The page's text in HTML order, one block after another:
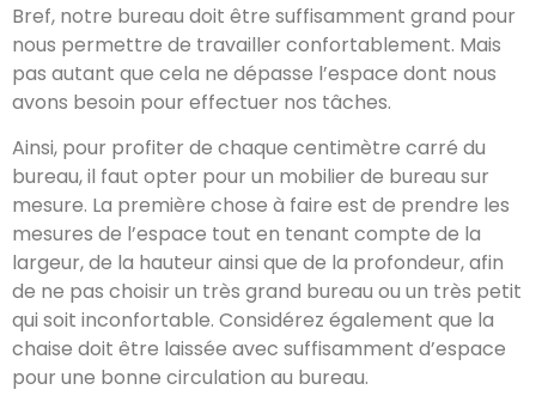
Bref, notre bureau doit être suffisamment grand pour
nous permettre de travailler confortablement. Mais
pas autant que cela ne dépasse l’espace dont nous
avons besoin pour effectuer nos tâches.
Ainsi, pour profiter de chaque centimètre carré du
bureau, il faut opter pour un mobilier de bureau sur
mesure. La première chose à faire est de prendre les
mesures de l’espace tout en tenant compte de la
largeur, de la hauteur ainsi que de la profondeur, afin
de ne pas choisir un très grand bureau ou un très petit
qui soit inconfortable. Considérez également que la
chaise doit être laissée avec suffisamment d’espace
pour une bonne circulation au bureau.